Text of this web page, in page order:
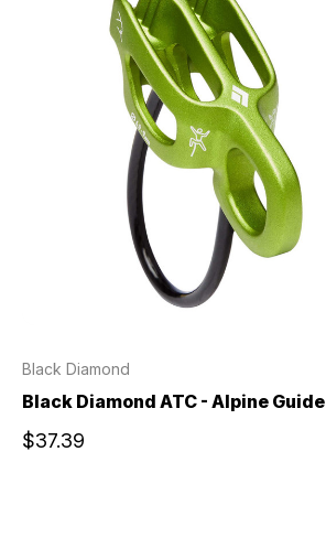
Black Diamond
Black Diamond ATC - Alpine Guide
$37.39